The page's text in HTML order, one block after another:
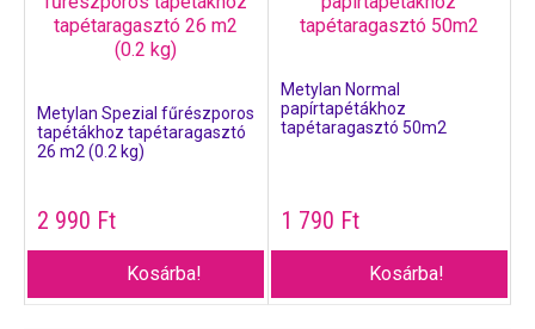
Metylan Spezial fűrészporos
tapétákhoz tapétaragasztó
26 m2 (0.2 kg)
2 990 Ft
Kosárba!
Metylan Normal
papírtapétákhoz
tapétaragasztó 50m2
1 790 Ft
Kosárba!